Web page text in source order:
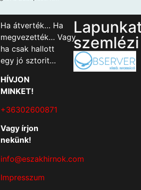
Ha átverték… Ha
megvezették… Vagy
ha csak hallott
egy jó sztorit…
HÍVJON
MINKET!
+36302600871
Vagy írjon
nekünk!
info@eszakhirnok.com
Impresszum
szemlézi